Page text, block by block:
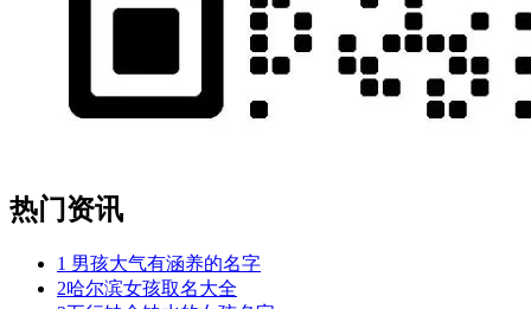
热门资讯
1 男孩大气有涵养的名字
2哈尔滨女孩取名大全